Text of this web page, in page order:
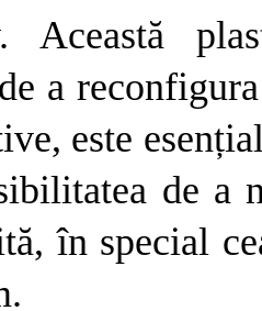
Această
a
este
de a
în special